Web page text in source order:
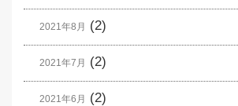
2021年8月 (2)
2021年7月 (2)
2021年6月 (2)